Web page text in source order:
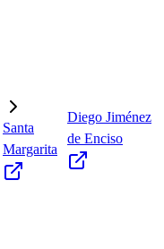
Santa
Margarita
Diego Jiménez
de Enciso